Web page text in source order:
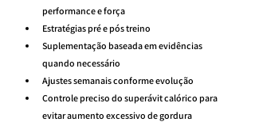
performance e força
Estratégias pré e pós treino
Suplementação baseada em evidências
quando necessário
Ajustes semanais conforme evolução
Controle preciso do superávit calórico para
evitar aumento excessivo de gordura